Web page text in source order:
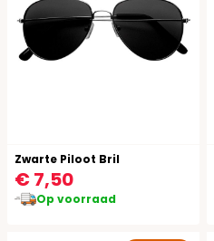
Zwarte Piloot Bril
€ 7,50
Op voorraad